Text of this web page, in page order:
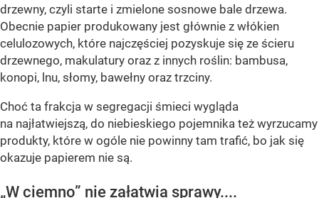
drzewny, czyli starte i zmielone sosnowe bale drzewa.
Obecnie papier produkowany jest głównie z włókien
celulozowych, które najczęściej pozyskuje się ze ścieru
drzewnego, makulatury oraz z innych roślin: bambusa,
konopi, lnu, słomy, bawełny oraz trzciny.
Choć ta frakcja w segregacji śmieci wygląda
na najłatwiejszą, do niebieskiego pojemnika też wyrzucamy
produkty, które w ogóle nie powinny tam trafić, bo jak się
okazuje papierem nie są.
„W ciemno” nie załatwia sprawy....